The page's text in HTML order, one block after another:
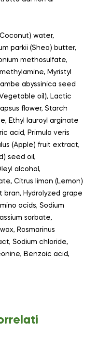
water,
parkii (Shea) butter,
methosulfate,
Myristyl
abyssinica seed
oil), Lactic
flower, Starch
Ethyl lauroyl arginate
acid, Primula veris
(Apple) fruit extract,
seed oil,
alcohol,
Citrus limon (Lemon)
Hydrolyzed grape
acids, Sodium
sorbate,
Rosmarinus
Sodium chloride,
Benzoic acid,